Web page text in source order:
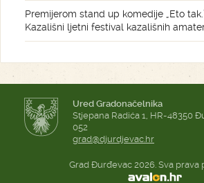
Premijerom stand up komedije „Eto
Kazališni ljetni festival kazališnih
Ured Gradonačelnika
Stjepana Radića 1, HR-48350
052
grad@djurdjevac.hr
Grad Đurđevac 2026. Sva prava